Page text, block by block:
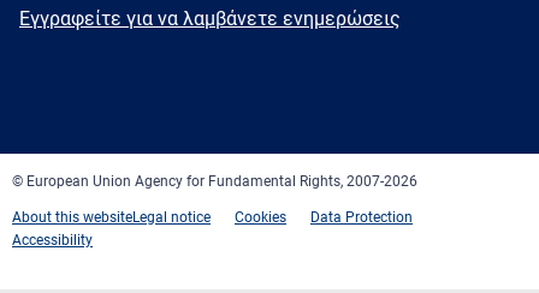
Newsletter
Εγγραφείτε για να λαμβάνετε ενημερώσεις
© European Union Agency for Fundamental Rights, 2007-2026
About this websiteLegal notice Cookies
Data Protection
Accessibility